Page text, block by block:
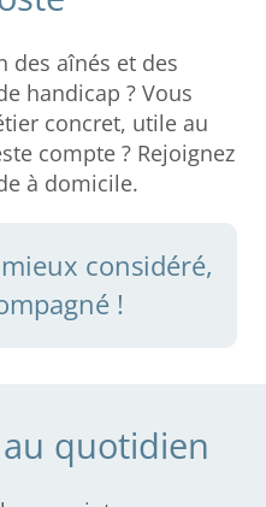
des aînés et des
handicap ? Vous
concret, utile au
compte ? Rejoignez
à domicile.
considéré,
!
quotidien